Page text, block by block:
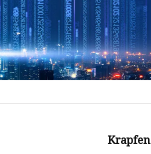
Flächenleuchte
Industrielampe
Röhre
Röhre
Krapfen